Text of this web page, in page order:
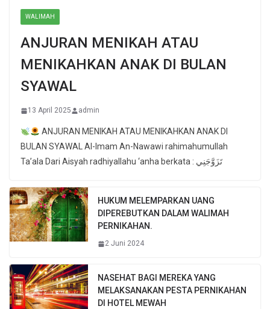
WALIMAH
ANJURAN MENIKAH ATAU
MENIKAHKAN ANAK DI BULAN
SYAWAL
13 April 2025 admin
ANJURAN MENIKAH ATAU MENIKAHKAN ANAK DI
BULAN SYAWAL Al-Imam An-Nawawi rahimahumullah
Ta’ala Dari Aisyah radhiyallahu ‘anha berkata : تَزَوَّجَنِي
HUKUM MELEMPARKAN UANG
DIPEREBUTKAN DALAM WALIMAH
PERNIKAHAN.
2 Juni 2024
NASEHAT BAGI MEREKA YANG
MELAKSANAKAN PESTA PERNIKAHAN
DI HOTEL MEWAH